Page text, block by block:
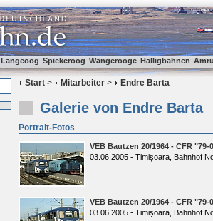
Langeoog Spiekeroog Wangerooge Halligbahnen
Start > Mitarbeiter > Endre Barta
Galerie von Endre Barta
Portrait-Fotos
VEB Bautzen 20/1964 - CFR "79-
03.06.2005 - Timișoara, Bahnhof
VEB Bautzen 20/1964 - CFR "79-
03.06.2005 - Timișoara, Bahnhof